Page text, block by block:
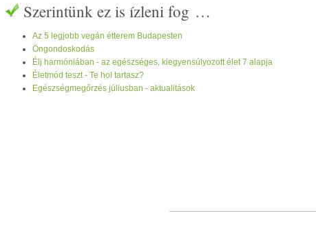
Szerintünk ez is ízleni fog …
Az 5 legjobb vegán étterem Budapesten
Öngondoskodás
Élj harmóniában - az egészséges, kiegyensúlyozott élet 7 alapja
Életmód teszt - Te hol tartasz?
Egészségmegőrzés júliusban - aktualitások